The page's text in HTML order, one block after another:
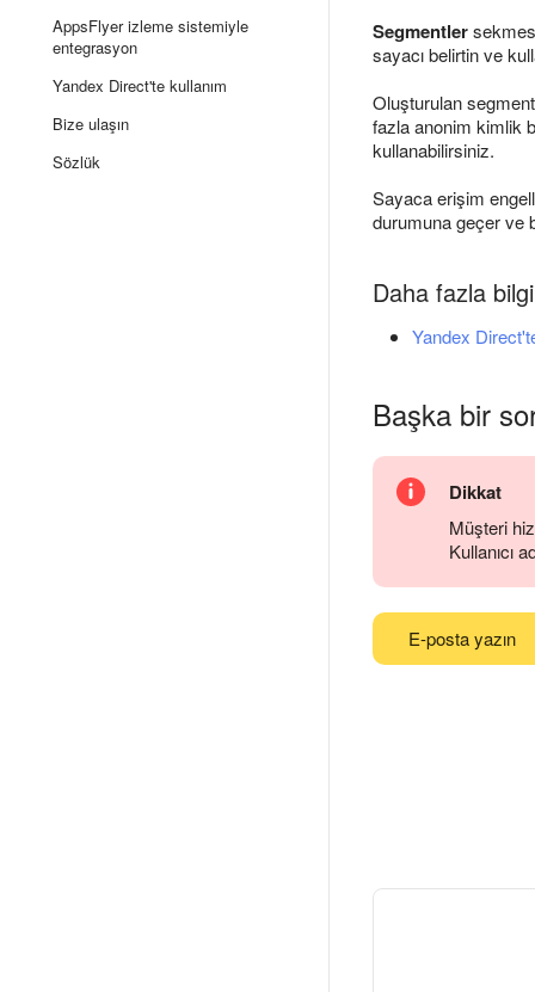
AppsFlyer izleme sistemiyle
entegrasyon
Yandex Direct'te kullanım
Bize ulaşın
Sözlük
Segmentler
sayacı belirtin ve
Oluşturulan
fazla anonim kimlik
kullanabilirsiniz.
Sayaca erişim
durumuna geçer ve
Daha fazla
Yandex
Başka bir
Dikkat
Müşteri
Kullanıcı
E-posta yazın